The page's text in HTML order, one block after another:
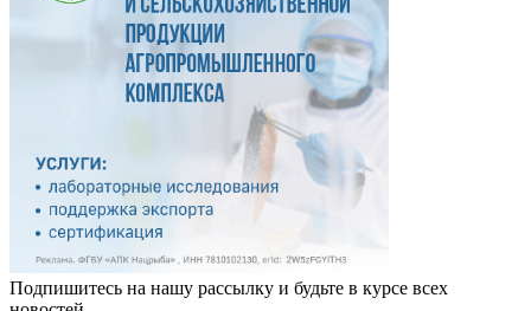
Подпишитесь на нашу рассылку и будьте в курсе всех